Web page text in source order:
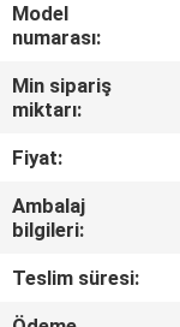
FABRIKA
TURU
KALITE
SITE
Model
numarası:
Min sipariş
miktarı:
Fiyat:
Ambalaj
bilgileri:
Teslim süresi: